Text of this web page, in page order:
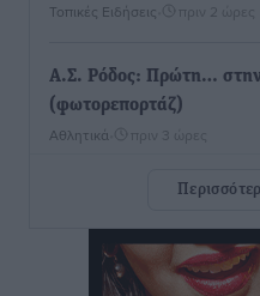
Τοπικές Ειδήσεις πριν 2 ώρες
Α.Σ. Ρόδος: Πρώτη…
(φωτορεπορτάζ)
Αθλητικά πριν 3 ώρες
Στίβος: Οι βαθμολογίες
Δωδεκανήσου
Αθλητικά• πριν 3 ώρες